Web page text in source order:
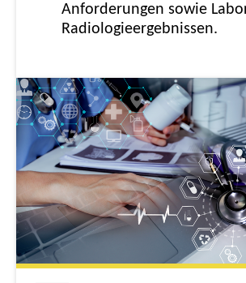
Anforderungen sowie
Radiologieergebnissen.